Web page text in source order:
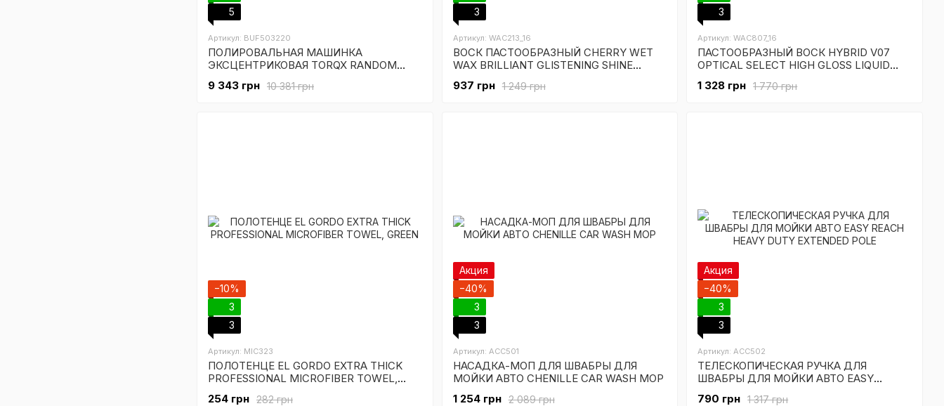
5
Артикул: BUF503220
ПОЛИРОВАЛЬНАЯ МАШИНКА
ЭКСЦЕНТРИКОВАЯ TORQX RANDOM
10 381 грн
9 343 грн
3
Артикул: WAC213_16
ВОСК ПАСТООБРАЗНЫЙ CHERRY WET
WAX BRILLIANT GLISTENING SHINE
1 249 грн
937 грн
3
Артикул: WAC807_16
ПАСТООБРАЗНЫЙ ВОСК HYBRID V07
OPTICAL SELECT HIGH GLOSS LIQUID
1 770 грн
1 328 грн
−10%
3
3
Артикул: MIC323
ПОЛОТЕНЦЕ EL GORDO EXTRA THICK
PROFESSIONAL MICROFIBER TOWEL,
282 грн
254 грн
Акция
−40%
3
3
Артикул: ACC501
НАСАДКА-МОП ДЛЯ ШВАБРЫ ДЛЯ
МОЙКИ АВТО CHENILLE CAR WASH MOP
2 089 грн
1 254 грн
Акция
−40%
3
3
Артикул: ACC502
ТЕЛЕСКОПИЧЕСКАЯ РУЧКА ДЛЯ
ШВАБРЫ ДЛЯ МОЙКИ АВТО EASY
1 317 грн
790 грн